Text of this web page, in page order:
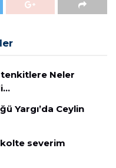
tenkitlere Neler
Yargı’da Ceylin
severim